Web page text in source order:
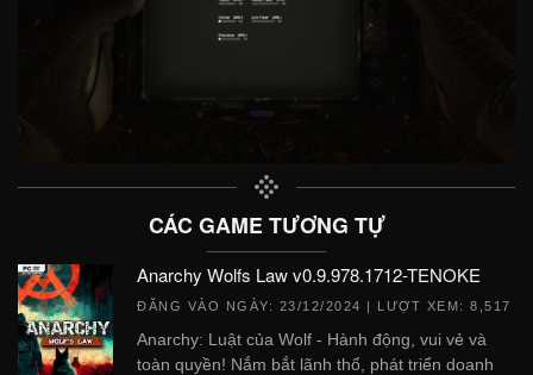
CÁC GAME TƯƠNG TỰ
Anarchy Wolfs Law v0.9.978.1712-TENOKE
ĐĂNG VÀO NGÀY: 23/12/2024 | LƯỢT XEM: 8,517
Anarchy: Luật của Wolf - Hành động, vui vẻ và
toàn quyền! Nắm bắt lãnh thổ, phát triển doanh